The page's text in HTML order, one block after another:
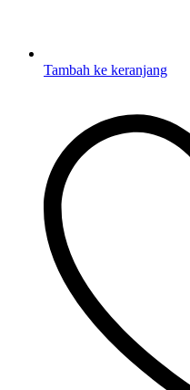
Tambah ke keranjang